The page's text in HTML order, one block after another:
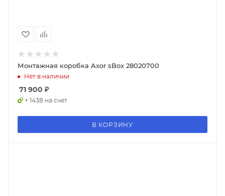
Монтажная коробка Axor sBox 28020700
Нет в наличии
71 900 ₽
+ 1438 на счет
В КОРЗИНУ